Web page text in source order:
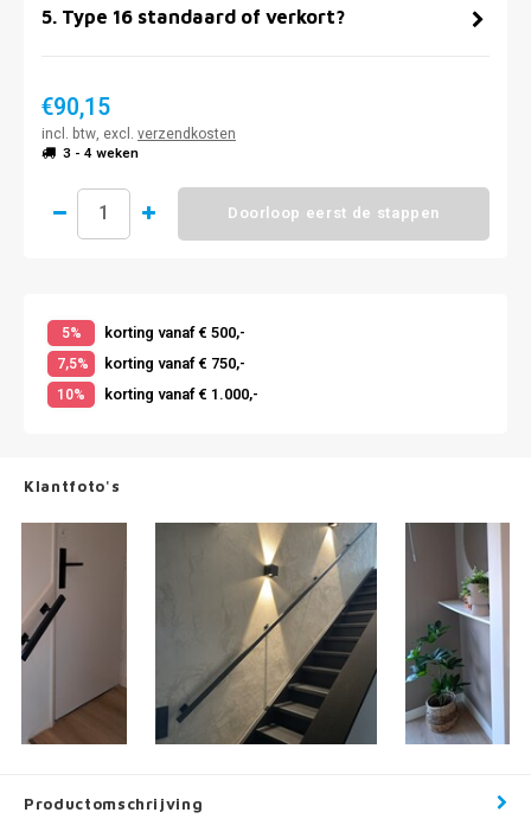
5. Type 16 standaard of verkort?
€90,15
incl. btw, excl. verzendkosten
3 - 4 weken
Doorloop eerst de stappen
5% korting vanaf € 500,-
7,5% korting vanaf € 750,-
10% korting vanaf € 1.000,-
Klantfoto's
Productomschrijving